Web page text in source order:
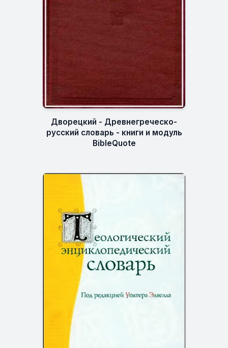
Дворецкий - Древнегреческо-
русский словарь - книги и модуль
BibleQuote